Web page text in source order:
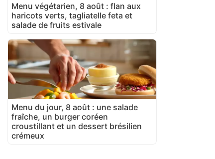
Menu végétarien, 8 août : flan aux
haricots verts, tagliatelle feta et
salade de fruits estivale
Menu du jour, 8 août : une salade
fraîche, un burger coréen
croustillant et un dessert brésilien
crémeux